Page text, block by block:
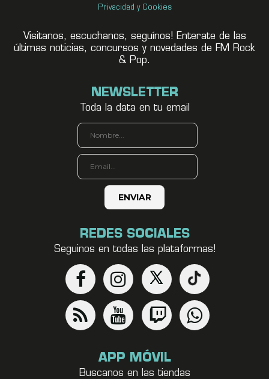
Privacidad y Cookies
Visitanos, escuchanos, seguínos! Enterate de las
últimas noticias, concursos y novedades de FM Rock
& Pop.
NEWSLETTER
Toda la data en tu email
REDES SOCIALES
Seguinos en todas las plataformas!
APP MÓVIL
Buscanos en las tiendas